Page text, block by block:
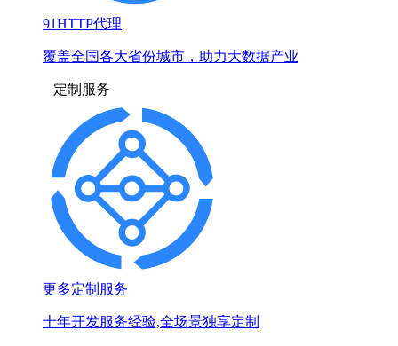
91HTTP代理
覆盖全国各大省份城市，助力大数据产业
定制服务
更多定制服务
十年开发服务经验,全场景独享定制